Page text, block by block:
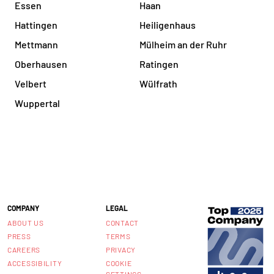
Essen
Haan
Hattingen
Heiligenhaus
Mettmann
Mülheim an der Ruhr
Oberhausen
Ratingen
Velbert
Wülfrath
Wuppertal
COMPANY
ABOUT US
PRESS
CAREERS
ACCESSIBILITY
LEGAL
CONTACT
TERMS
PRIVACY
COOKIE